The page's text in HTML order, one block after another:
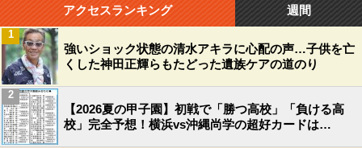
アクセスランキング 週間
強いショック状態の清水アキラに心配の声…子供を亡
くした神田正輝らもたどった遺族ケアの道のり
1
【2026夏の甲子園】初戦で「勝つ高校」「負ける高
校」完全予想！横浜vs沖縄尚学の超好カードは…
2